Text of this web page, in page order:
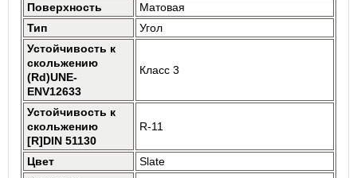
Поверхность
Матовая
Тип
Угол
Устойчивость к
скольжению
(Rd)UNE-
ENV12633
Класс 3
Устойчивость к
скольжению
[R]DIN 51130
R-11
Цвет
Slate